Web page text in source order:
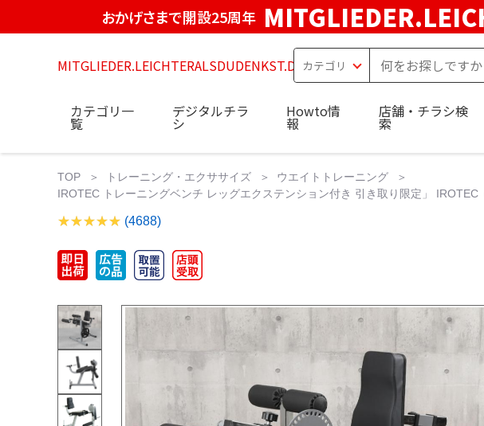
おかげさまで開設25周年
MITGLIEDER.LEICHTERALSDUDENKST.DE
カテゴリ一
覧
デジタルチラ
シ
Howto情
報
店舗・チラシ検
索
TOP トレーニング・エクササイズ
ウエイトトレーニング
IROTEC トレーニングベンチ レッグエクステンション付き 引き取り限定」
(4688)